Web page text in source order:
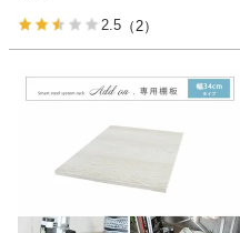
寝具
2.5 （2）